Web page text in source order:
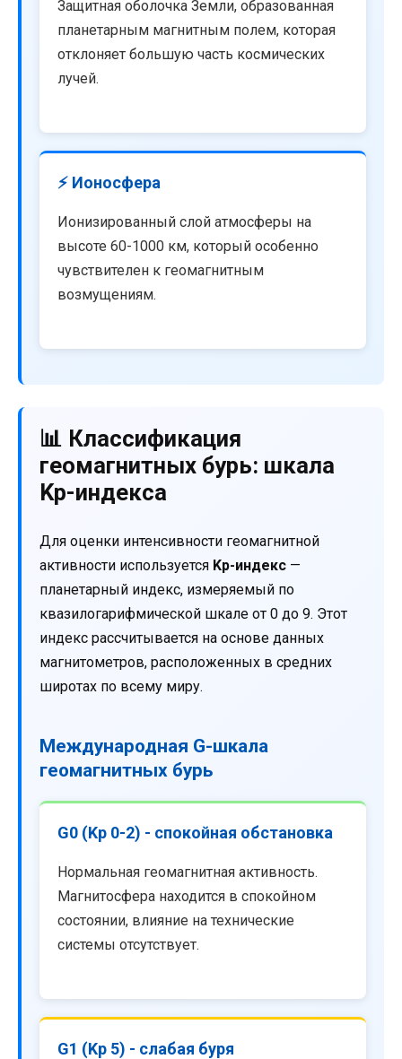
Защитная оболочка Земли, образованная
планетарным магнитным полем, которая
отклоняет большую часть космических
лучей.
⚡ Ионосфера
Ионизированный слой атмосферы на
высоте 60-1000 км, который особенно
чувствителен к геомагнитным
возмущениям.
📊 Классификация
геомагнитных бурь: шкала
Kp-индекса
Для оценки интенсивности геомагнитной
активности используется Kp-индекс —
планетарный индекс, измеряемый по
квазилогарифмической шкале от 0 до 9. Этот
индекс рассчитывается на основе данных
магнитометров, расположенных в средних
широтах по всему миру.
Международная G-шкала
геомагнитных бурь
G0 (Kp 0-2) - спокойная обстановка
Нормальная геомагнитная активность.
Магнитосфера находится в спокойном
состоянии, влияние на технические
системы отсутствует.
G1 (Kp 5) - слабая буря